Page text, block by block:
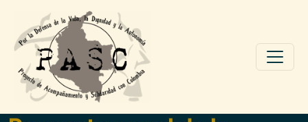
Pasar al contenido principal